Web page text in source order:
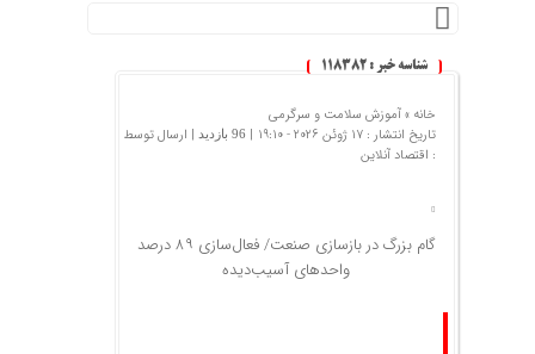
شناسه خبر : 118382
خانه »آموزش سلامت و سرگرمی
تاریخ انتشار : 17 ژوئن 2026 - 19:10 |
96 بازدید
| ارسال توسط
: اقتصاد آنلاین
گام بزرگ در بازسازی صنعت/ فعال‌سازی ۸۹ درصد
واحدهای آسیب‌دیده